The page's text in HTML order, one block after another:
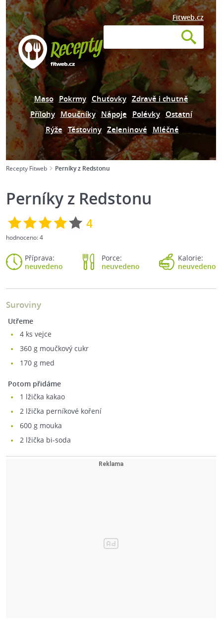
Fitweb.cz
Maso Pokrmy Chuťovky Zdravě i chutně
Přílohy Moučníky Nápoje Polévky Ostatní
Rýže Těstoviny Zeleninové Mléčné
Recepty Fitweb Perníky z Redstonu
Perníky z Redstonu
4
hodnoceno:4
Příprava:
neuvedeno
Porce:
neuvedeno
Kalorie:
neuvedeno
Suroviny
Utřeme
4 ks vejce
360 g moučkový cukr
170 g med
Potom přidáme
1 lžička kakao
2 lžička perníkové koření
600 g mouka
2 lžička bi-soda